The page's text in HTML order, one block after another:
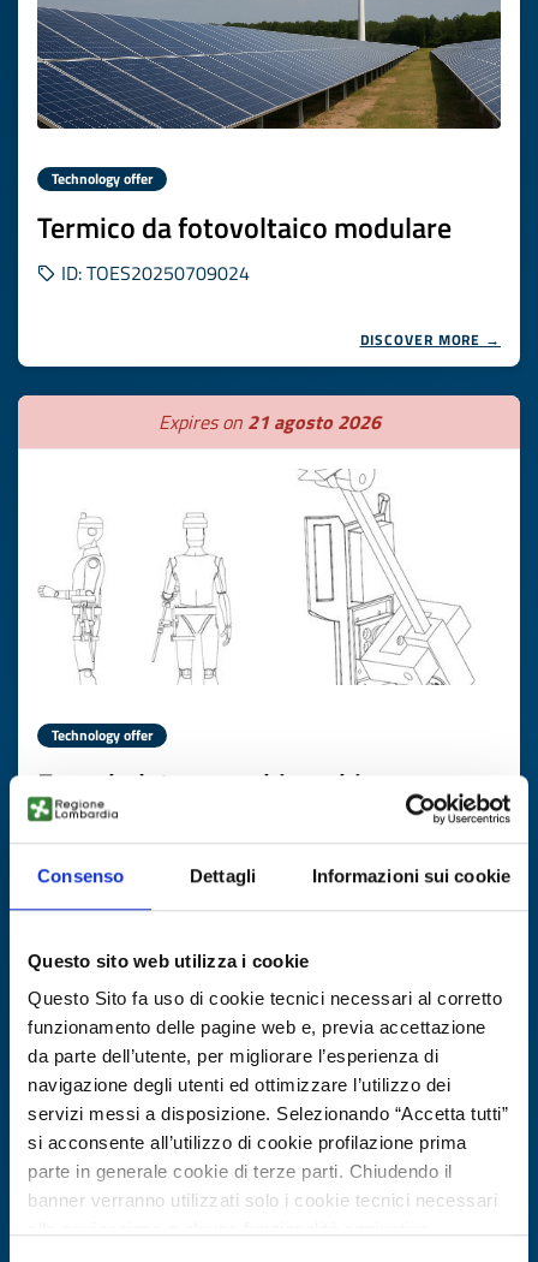
Consenso Dettagli Informazioni sui cookie
Questo sito web utilizza i cookie
Questo Sito fa uso di cookie tecnici necessari al corretto
funzionamento delle pagine web e, previa accettazione
da parte dell’utente, per migliorare l’esperienza di
navigazione degli utenti ed ottimizzare l’utilizzo dei
servizi messi a disposizione. Selezionando “Accetta tutti”
si acconsente all’utilizzo di cookie profilazione prima
parte in generale cookie di terze parti. Chiudendo il
banner verranno utilizzati solo i cookie tecnici necessari
Technology offer
Termico da fotovoltaico modulare
ID: TOES20250709024
DISCOVER MORE →
Expires on 21 agosto 2026
Technology offer
Esoscheletro per chirurghi
ID: TOES20250709016